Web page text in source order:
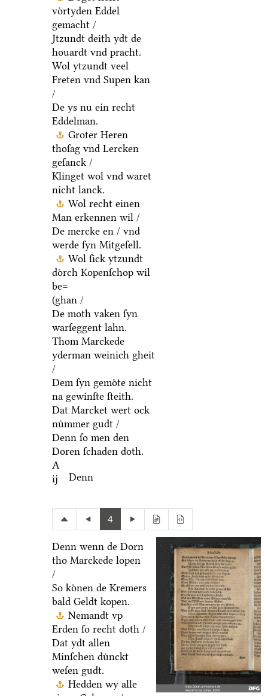
voͤrtyden Eddel
gemacht /
Jtzundt deith ydt de
houardt vnd pracht.
Wol ytzundt veel
Freten vnd Supen kan
/
De ys nu ein recht
Eddelman.
Groter Heren
thoſag vnd Lercken
geſanck /
Klinget wol vnd waret
nicht lanck.
Wol recht einen
Man erkennen wil /
De mercke en / vnd
werde ſyn Mitgeſell.
Wol ſick ytzundt
doͤrch Kopenſchop wil
be=
(ghan /
De moth vaken ſyn
warſeggent lahn.
Thom Marckede
yderman weinich gheit
/
Dem ſyn gemoͤte nicht
na gewinſte ſteith.
Dat Marcket wert ock
nuͤmmer gudt /
Denn ſo men den
Doren ſchaden doth.
A
ij
Denn
4
Denn wenn de Dorn
tho Marckede lopen
/
So koͤnen de Kremers
bald Geldt kopen.
Nemandt vp
Erden ſo recht doth /
Dat ydt allen
Minſchen duͤnckt
weſen gudt.
Hedden wy alle